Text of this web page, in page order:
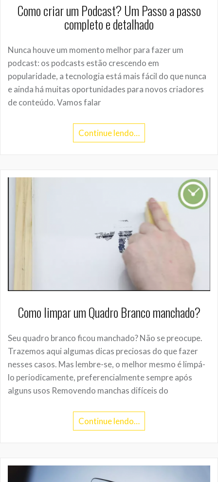
Como criar um Podcast? Um Passo a passo
completo e detalhado
Nunca houve um momento melhor para fazer um
podcast: os podcasts estão crescendo em
popularidade, a tecnologia está mais fácil do que nunca
e ainda há muitas oportunidades para novos criadores
de conteúdo. Vamos falar
Continue lendo…
Como limpar um Quadro Branco manchado?
Seu quadro branco ficou manchado? Não se preocupe.
Trazemos aqui algumas dicas preciosas do que fazer
nesses casos. Mas lembre-se, o melhor mesmo é limpá-
lo periodicamente, preferencialmente sempre após
alguns usos Removendo manchas difíceis do
Continue lendo…